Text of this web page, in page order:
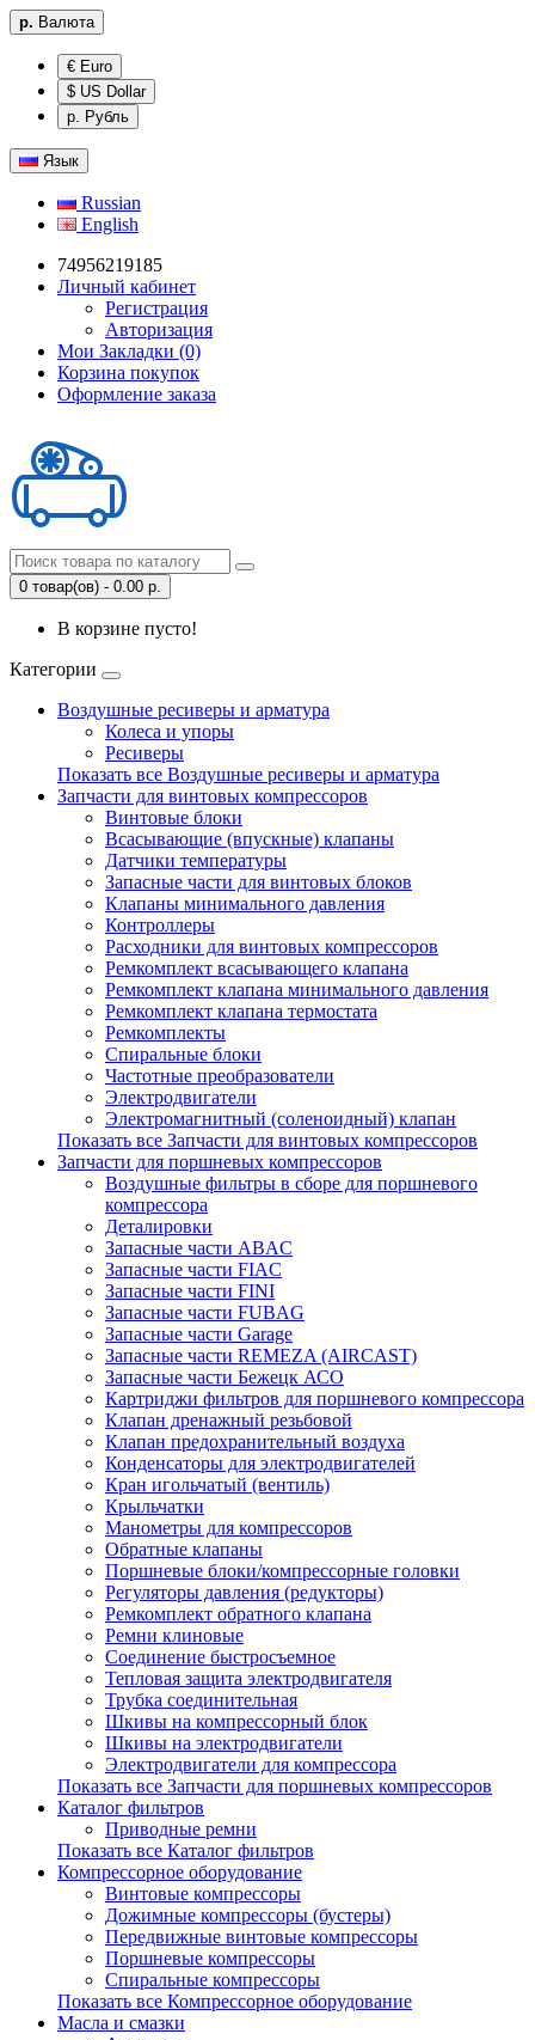
р. Валюта
€ Euro
$ US Dollar
р. Рубль
Язык
Russian
English
74956219185
Личный кабинет
Регистрация
Авторизация
Мои Закладки (0)
Корзина покупок
Оформление заказа
0 товар(ов) - 0.00 р.
В корзине пусто!
Категории
Воздушные ресиверы и арматура
Колеса и упоры
Ресиверы
Показать все Воздушные ресиверы и арматура
Запчасти для винтовых компрессоров
Винтовые блоки
Всасывающие (впускные) клапаны
Датчики температуры
Запасные части для винтовых блоков
Клапаны минимального давления
Контроллеры
Расходники для винтовых компрессоров
Ремкомплект всасывающего клапана
Ремкомплект клапана минимального давления
Ремкомплект клапана термостата
Ремкомплекты
Спиральные блоки
Частотные преобразователи
Электродвигатели
Электромагнитный (соленоидный) клапан
Показать все Запчасти для винтовых компрессоров
Запчасти для поршневых компрессоров
Воздушные фильтры в сборе для поршневого
компрессора
Деталировки
Запасные части ABAC
Запасные части FIAC
Запасные части FINI
Запасные части FUBAG
Запасные части Garage
Запасные части REMEZA (AIRCAST)
Запасные части Бежецк АСО
Картриджи фильтров для поршневого компрессора
Клапан дренажный резьбовой
Клапан предохранительный воздуха
Конденсаторы для электродвигателей
Кран игольчатый (вентиль)
Крыльчатки
Манометры для компрессоров
Обратные клапаны
Поршневые блоки/компрессорные головки
Регуляторы давления (редукторы)
Ремкомплект обратного клапана
Ремни клиновые
Соединение быстросъемное
Тепловая защита электродвигателя
Трубка соединительная
Шкивы на компрессорный блок
Шкивы на электродвигатели
Электродвигатели для компрессора
Показать все Запчасти для поршневых компрессоров
Каталог фильтров
Приводные ремни
Показать все Каталог фильтров
Компрессорное оборудование
Винтовые компрессоры
Дожимные компрессоры (бустеры)
Передвижные винтовые компрессоры
Поршневые компрессоры
Спиральные компрессоры
Показать все Компрессорное оборудование
Масла и смазки